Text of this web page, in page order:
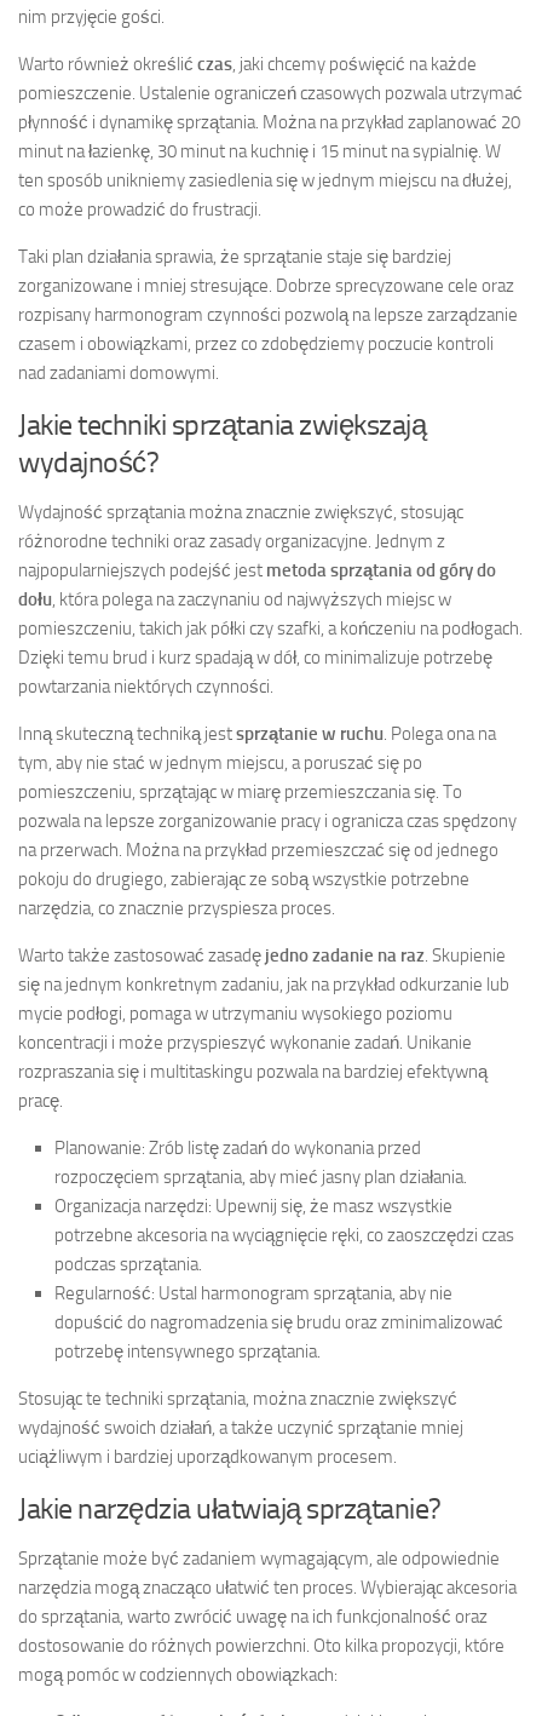
nim przyjęcie gości.
Warto również określić czas, jaki chcemy poświęcić na każde
pomieszczenie. Ustalenie ograniczeń czasowych pozwala utrzymać
płynność i dynamikę sprzątania. Można na przykład zaplanować 20
minut na łazienkę, 30 minut na kuchnię i 15 minut na sypialnię. W
ten sposób unikniemy zasiedlenia się w jednym miejscu na dłużej,
co może prowadzić do frustracji.
Taki plan działania sprawia, że sprzątanie staje się bardziej
zorganizowane i mniej stresujące. Dobrze sprecyzowane cele oraz
rozpisany harmonogram czynności pozwolą na lepsze zarządzanie
czasem i obowiązkami, przez co zdobędziemy poczucie kontroli
nad zadaniami domowymi.
Jakie techniki sprzątania zwiększają
wydajność?
Wydajność sprzątania można znacznie zwiększyć, stosując
różnorodne techniki oraz zasady organizacyjne. Jednym z
najpopularniejszych podejść jest metoda sprzątania od góry do
dołu, która polega na zaczynaniu od najwyższych miejsc w
pomieszczeniu, takich jak półki czy szafki, a kończeniu na podłogach.
Dzięki temu brud i kurz spadają w dół, co minimalizuje potrzebę
powtarzania niektórych czynności.
Inną skuteczną techniką jestsprzątanie w ruchu. Polega ona na
tym, aby nie stać w jednym miejscu, a poruszać się po
pomieszczeniu, sprzątając w miarę przemieszczania się. To
pozwala na lepsze zorganizowanie pracy i ogranicza czas spędzony
na przerwach. Można na przykład przemieszczać się od jednego
pokoju do drugiego, zabierając ze sobą wszystkie potrzebne
narzędzia, co znacznie przyspiesza proces.
Warto także zastosować zasadę jedno zadanie na raz. Skupienie
się na jednym konkretnym zadaniu, jak na przykład odkurzanie lub
mycie podłogi, pomaga w utrzymaniu wysokiego poziomu
koncentracji i może przyspieszyć wykonanie zadań. Unikanie
rozpraszania się i multitaskingu pozwala na bardziej efektywną
pracę.
Planowanie: Zrób listę zadań do wykonania przed
rozpoczęciem sprzątania, aby mieć jasny plan działania.
Organizacja narzędzi: Upewnij się, że masz wszystkie
potrzebne akcesoria na wyciągnięcie ręki, co zaoszczędzi czas
podczas sprzątania.
Regularność: Ustal harmonogram sprzątania, aby nie
dopuścić do nagromadzenia się brudu oraz zminimalizować
potrzebę intensywnego sprzątania.
Stosując te techniki sprzątania, można znacznie zwiększyć
wydajność swoich działań, a także uczynić sprzątanie mniej
uciążliwym i bardziej uporządkowanym procesem.
Jakie narzędzia ułatwiają sprzątanie?
Sprzątanie może być zadaniem wymagającym, ale odpowiednie
narzędzia mogą znacząco ułatwić ten proces. Wybierając akcesoria
do sprzątania, warto zwrócić uwagę na ich funkcjonalność oraz
dostosowanie do różnych powierzchni. Oto kilka propozycji, które
mogą pomóc w codziennych obowiązkach: